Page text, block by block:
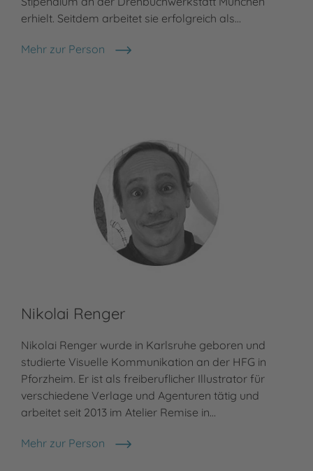
erhielt. Seitdem arbeitet sie erfolgreich als…
Mehr zur Person
Heike Eva Schmidt
Nikolai Renger
Nikolai Renger wurde in Karlsruhe geboren und
studierte Visuelle Kommunikation an der HFG in
Pforzheim. Er ist als freiberuflicher Illustrator für
verschiedene Verlage und Agenturen tätig und
arbeitet seit 2013 im Atelier Remise in…
Mehr zur Person
Nikolai Renger